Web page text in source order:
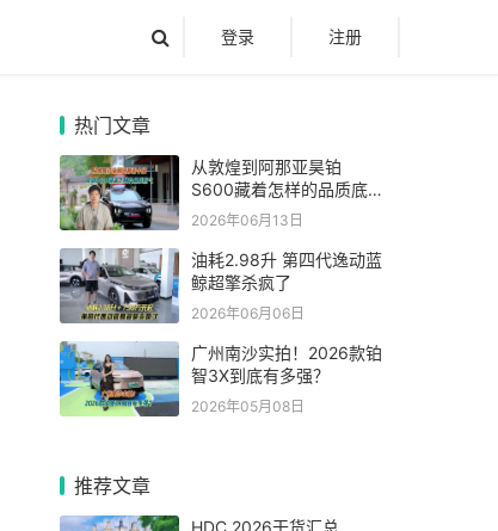
登录 注册
热门文章
从敦煌到阿那亚昊铂
S600藏着怎样的品质底
气
2026年06月13日
油耗2.98升 第四代逸动蓝
鲸超擎杀疯了
2026年06月06日
广州南沙实拍！2026款铂
智3X到底有多强？
2026年05月08日
推荐文章
HDC 2026干货汇总